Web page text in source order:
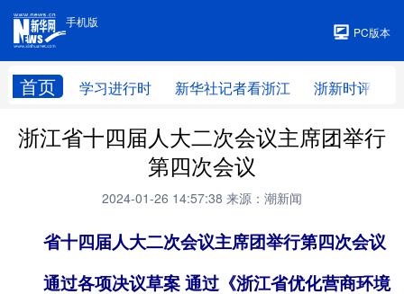
手机版
PC版本
首页 学习进行时 新华社记者看浙江 浙新时评
手机版
浙江省十四届人大二次会议主席团举行
第四次会议
2024-01-26 14:57:38 来源：潮新闻
省十四届人大二次会议主席团举行第四次会议
通过各项决议草案 通过《浙江省优化营商环境